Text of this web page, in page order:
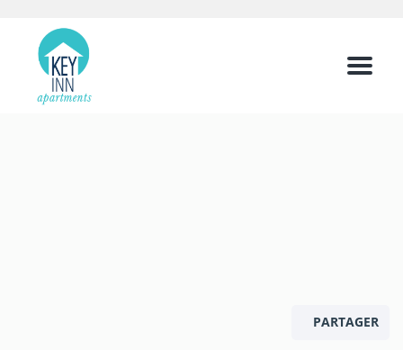
Menu
PARTAGER